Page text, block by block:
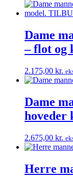
Dame
– flot og
2.175,00 kr.
Dame
hoveder
2.675,00 kr.
Herre